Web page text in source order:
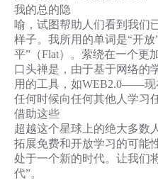
我的总的隐
喻，试图帮助人们看到我们
样子。我所用的单词是“开放
平”（Flat）。萦绕在一个更
口头禅是，由于基于网络的
用的工具，如WEB2.0——现
任何时候向任何其他人学习
借助这些
超越这个星球上的绝大多数
拓展免费和开放学习的可能
处于一个新的时代。让我们
代”。